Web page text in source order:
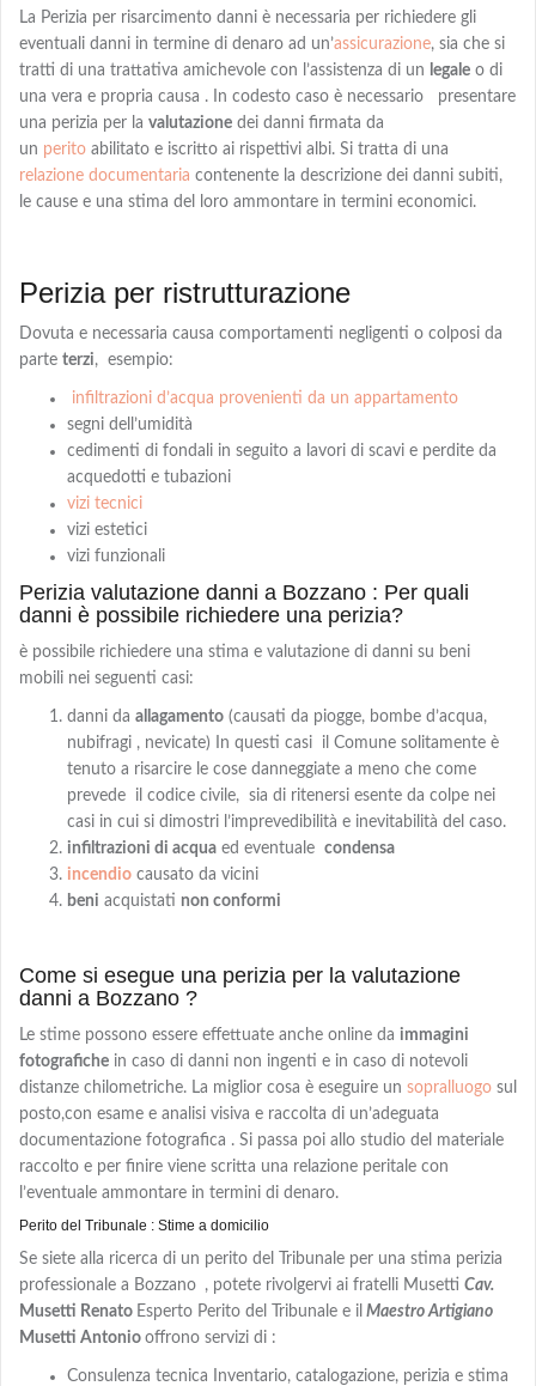
La Perizia per risarcimento danni è necessaria per richiedere gli
eventuali danni in termine di denaro ad un’assicurazione, sia che si
tratti di una trattativa amichevole con l’assistenza di un legale o di
una vera e propria causa . In codesto caso è necessario presentare
una perizia per la valutazione dei danni firmata da
un perito abilitato e iscritto ai rispettivi albi. Si tratta di una
relazione documentaria contenente la descrizione dei danni subiti,
le cause e una stima del loro ammontare in termini economici.
Perizia per ristrutturazione
Dovuta e necessaria causa comportamenti negligenti o colposi da
parte terzi, esempio:
infiltrazioni d’acqua provenienti da un appartamento
segni dell’umidità
cedimenti di fondali in seguito a lavori di scavi e perdite da
acquedotti e tubazioni
vizi tecnici
vizi estetici
vizi funzionali
Perizia valutazione danni a Bozzano : Per quali
danni è possibile richiedere una perizia?
è possibile richiedere una stima e valutazione di danni su beni
mobili nei seguenti casi:
danni da allagamento (causati da piogge, bombe d’acqua,
nubifragi , nevicate) In questi casi il Comune solitamente è
tenuto a risarcire le cose danneggiate a meno che come
prevede il codice civile, sia di ritenersi esente da colpe nei
casi in cui si dimostri l’imprevedibilità e inevitabilità del caso.
infiltrazioni di acqua ed eventuale condensa
incendio causato da vicini
beni acquistati non conformi
Come si esegue una perizia per la valutazione
danni a Bozzano ?
Le stime possono essere effettuate anche online da immagini
fotografiche in caso di danni non ingenti e in caso di notevoli
distanze chilometriche. La miglior cosa è eseguire un sopralluogo sul
posto,con esame e analisi visiva e raccolta di un’adeguata
documentazione fotografica . Si passa poi allo studio del materiale
raccolto e per finire viene scritta una relazione peritale con
l’eventuale ammontare in termini di denaro.
Perito del Tribunale : Stime a domicilio
Se siete alla ricerca di un perito del Tribunale per una stima perizia
professionale a Bozzano , potete rivolgervi ai fratelli Musetti Cav.
Musetti Renato Esperto Perito del Tribunale e il Maestro Artigiano
Musetti Antonio offrono servizi di :
Consulenza tecnica Inventario, catalogazione, perizia e stima